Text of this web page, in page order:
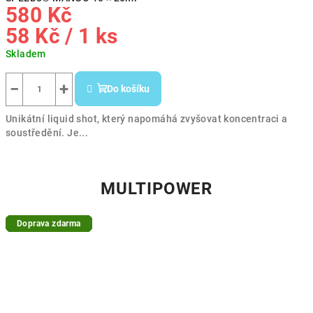
580 Kč
Měrná
cena:
58 Kč / 1 ks
Skladem
+
− Do košíku
Unikátní liquid shot, který napomáhá zvyšovat koncentraci a
soustředění. Je...
MULTIPOWER
Doprava zdarma
Doprava zdarma
Doprava zdarma
Doprava zdarma
Doprava zdarma
Doprava zdarma
Doprava zdarma
Doprava zdarma
Doprava zdarma
Doprava zdarma